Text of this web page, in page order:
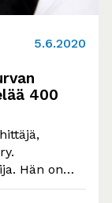
5.6.2020
400
Hän on